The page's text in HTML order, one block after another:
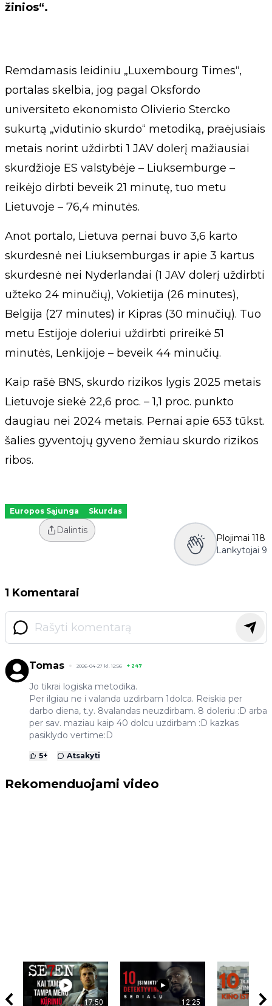
žinios“.
Remdamasis leidiniu „Luxembourg Times“,
portalas skelbia, jog pagal Oksfordo
universiteto ekonomisto Olivierio Stercko
sukurtą „vidutinio skurdo“ metodiką, praėjusiais
metais norint uždirbti 1 JAV dolerį mažiausiai
skurdžioje ES valstybėje – Liuksemburge –
reikėjo dirbti beveik 21 minutę, tuo metu
Lietuvoje – 76,4 minutės.
Anot portalo, Lietuva pernai buvo 3,6 karto
skurdesnė nei Liuksemburgas ir apie 3 kartus
skurdesnė nei Nyderlandai (1 JAV dolerį uždirbti
užteko 24 minučių), Vokietija (26 minutes),
Belgija (27 minutes) ir Kipras (30 minučių). Tuo
metu Estijoje doleriui uždirbti prireikė 51
minutės, Lenkijoje – beveik 44 minučių.
Kaip rašė BNS, skurdo rizikos lygis 2025 metais
Lietuvoje siekė 22,6 proc. – 1,1 proc. punkto
daugiau nei 2024 metais. Pernai apie 653 tūkst.
šalies gyventojų gyveno žemiau skurdo rizikos
ribos.
Europos Sąjunga Skurdas
Dalintis
Plojimai 118
Lankytojai 9
1 Komentarai
Tomas 2026-04-27 kl. 12:56 + 247
Jo tikrai logiska metodika.
Per ilgiau ne i valanda uzdirbam 1dolca. Reiskia per
darbo diena, t.y. 8valandas neuzdirbam. 8 doleriu :D arba
per sav. maziau kaip 40 dolcu uzdirbam :D kazkas
pasiklydo vertime:D
5+ Atsakyti
Rekomenduojami video
17:50 12:25